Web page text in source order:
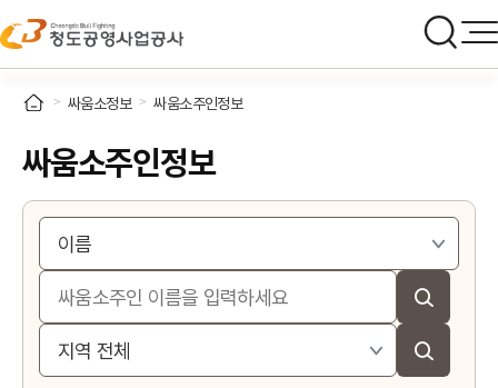
싸움소정보 싸움소주인정보
싸움소주인정보